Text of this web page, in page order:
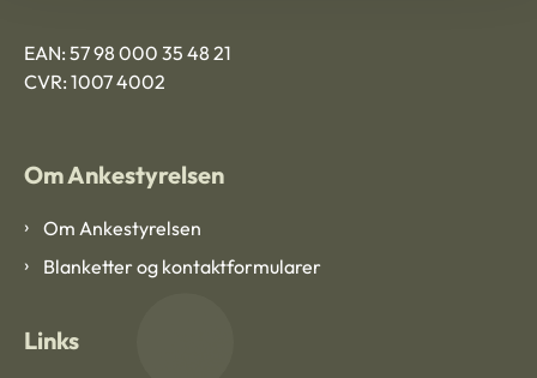
EAN: 57 98 000 35 48 21
CVR: 1007 4002
Om Ankestyrelsen
Om Ankestyrelsen
Blanketter og kontaktformularer
Links